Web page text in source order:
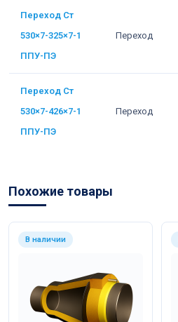
Переход Ст
530×7-325×7-1
ППУ-ПЭ
Переход
Переход Ст
530×7-426×7-1
ППУ-ПЭ
Переход
Похожие товары
В наличии